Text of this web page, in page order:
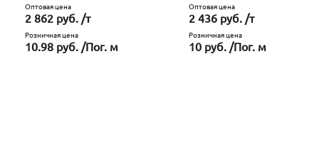
Оптовая цена
2 862 руб. /т
Розничная цена
10.98 руб. /Пог. м
Оптовая цена
2 436 руб. /т
Розничная цена
10 руб. /Пог. м